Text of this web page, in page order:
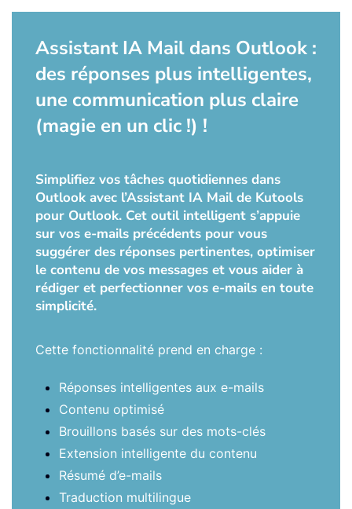
Assistant IA Mail dans Outlook :
des réponses plus intelligentes,
une communication plus claire
(magie en un clic !) !
Simplifiez vos tâches quotidiennes dans
Outlook avec l’Assistant IA Mail de Kutools
pour Outlook. Cet outil intelligent s’appuie
sur vos e-mails précédents pour vous
suggérer des réponses pertinentes, optimiser
le contenu de vos messages et vous aider à
rédiger et perfectionner vos e-mails en toute
simplicité.
Cette fonctionnalité prend en charge :
Réponses intelligentes aux e-mails
Contenu optimisé
Brouillons basés sur des mots-clés
Extension intelligente du contenu
Résumé d’e-mails
Traduction multilingue